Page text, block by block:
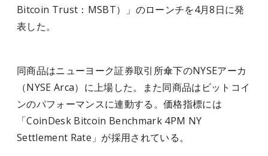
Bitcoin Trust：MSBT）」のローンチを4月8日に発
表した。
同商品はニューヨーク証券取引所傘下のNYSEアーカ
（NYSE Arca）に上場した。また同商品はビットコイ
ンのパフォーマンスに連動する。価格指標には
「CoinDesk Bitcoin Benchmark 4PM NY
Settlement Rate」が採用されている。